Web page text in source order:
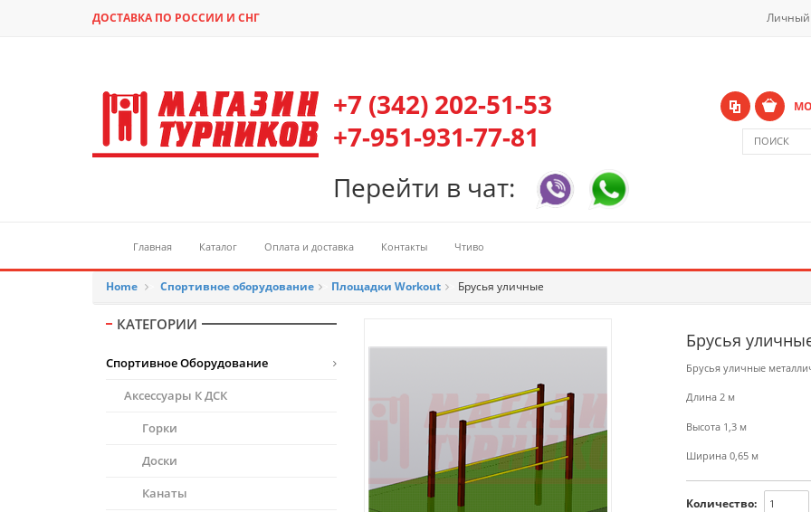
Личный
ДОСТАВКА ПО РОССИИ И СНГ
+7 (342) 202-51-53
+7-951-931-77-81
Перейти в чат:
Главная Каталог Оплата и доставка Контакты Чтиво
Home Спортивное оборудование Площадки Workout Брусья уличные
КАТЕГОРИИ
Спортивное Оборудование
Аксессуары К ДСК
Горки
Доски
Канаты
Брусья
Брусья уличные
Длина 2 м
Высота 1,3 м
Ширина 0,65 м
Количество: